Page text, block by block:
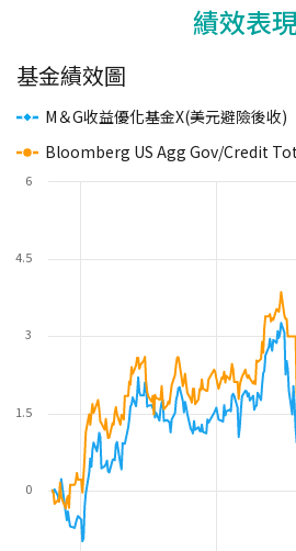
績效表
基金績效圖
M＆G收益優化基金X(美元避險後收)
Bloomberg US Agg Gov/Credit Total
0
1.5
3
4.5
6